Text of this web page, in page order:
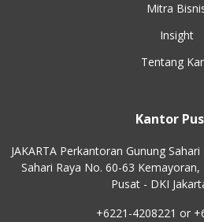
Mitra
Insight
Tentang
Kantor
JAKARTA Perkantoran Gunung
Sahari Raya No. 60-63
Pusat - DKI
+6221-4208221 or